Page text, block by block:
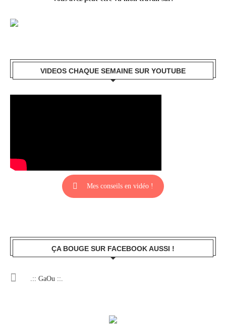
VIDEOS CHAQUE SEMAINE SUR YOUTUBE
Mes conseils en vidéo !
ÇA BOUGE SUR FACEBOOK AUSSI !
.:: GaOu ::.